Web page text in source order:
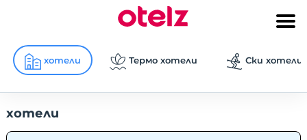
хотели Термо хотели Ски хотели
хотели